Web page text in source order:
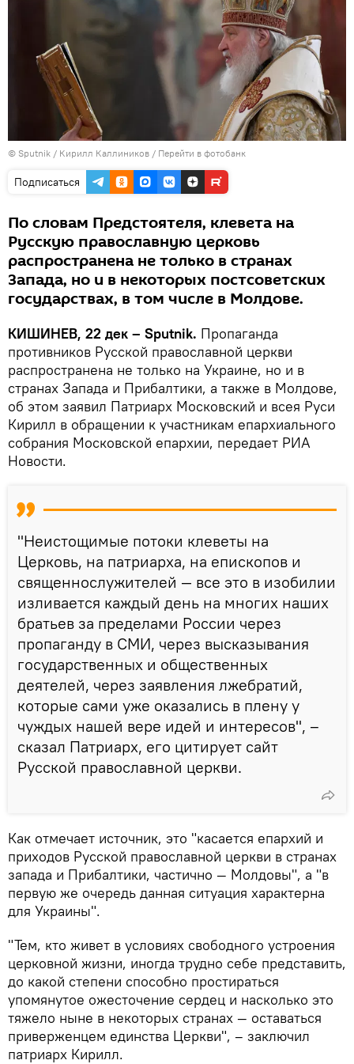
© Sputnik / Кирилл Каллиников / Перейти в фотобанк
Подписаться
По словам Предстоятеля, клевета на
Русскую православную церковь
распространена не только в странах
Запада, но и в некоторых постсоветских
государствах, в том числе в Молдове.
КИШИНЕВ, 22 дек – Sputnik. Пропаганда
противников Русской православной церкви
распространена не только на Украине, но и в
странах Запада и Прибалтики, а также в Молдове,
об этом заявил Патриарх Московский и всея Руси
Кирилл в обращении к участникам епархиального
собрания Московской епархии, передает РИА
Новости.
"Неистощимые потоки клеветы на
Церковь, на патриарха, на епископов и
священнослужителей — все это в изобилии
изливается каждый день на многих наших
братьев за пределами России через
пропаганду в СМИ, через высказывания
государственных и общественных
деятелей, через заявления лжебратий,
которые сами уже оказались в плену у
чуждых нашей вере идей и интересов", –
сказал Патриарх, его цитирует сайт
Русской православной церкви.
Как отмечает источник, это "касается епархий и
приходов Русской православной церкви в странах
запада и Прибалтики, частично — Молдовы", а "в
первую же очередь данная ситуация характерна
для Украины".
"Тем, кто живет в условиях свободного устроения
церковной жизни, иногда трудно себе представить,
до какой степени способно простираться
упомянутое ожесточение сердец и насколько это
тяжело ныне в некоторых странах — оставаться
приверженцем единства Церкви", – заключил
патриарх Кирилл.